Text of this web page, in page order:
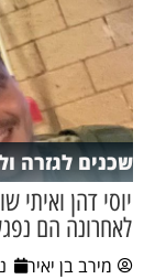
שכנים לגזרה
יוסי דהן
לאחרונה הם
מירב בן יאיר